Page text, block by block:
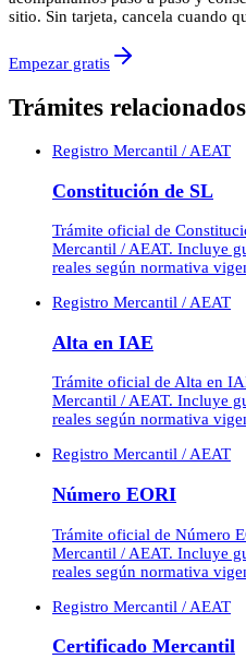
sitio. Sin tarjeta, cancela cuando
Empezar gratis
Trámites relacionados
Registro Mercantil / AEAT
Constitución de SL
Trámite oficial de
Mercantil / AEAT. Incluye
reales según normativa
Registro Mercantil / AEAT
Alta en IAE
Trámite oficial de Alta en
Mercantil / AEAT. Incluye
reales según normativa
Registro Mercantil / AEAT
Número EORI
Trámite oficial de Número
Mercantil / AEAT. Incluye
reales según normativa
Registro Mercantil / AEAT
Certificado Mercantil